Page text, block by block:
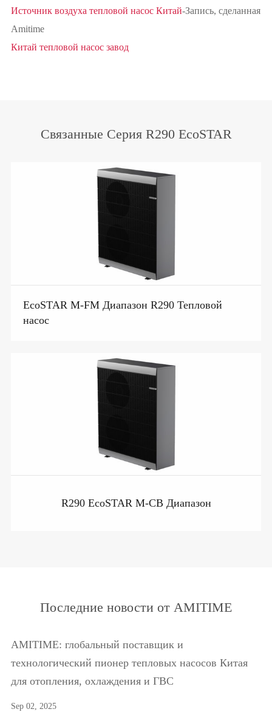
Источник воздуха тепловой насос Китай-Запись, сделанная
Amitime
Китай тепловой насос завод
Связанные Серия R290 EcoSTAR
EcoSTAR M-FM Диапазон R290 Тепловой
насос
R290 EcoSTAR M-CB Диапазон
Последние новости от AMITIME
AMITIME: глобальный поставщик и
технологический пионер тепловых насосов Китая
для отопления, охлаждения и ГВС
Sep 02, 2025